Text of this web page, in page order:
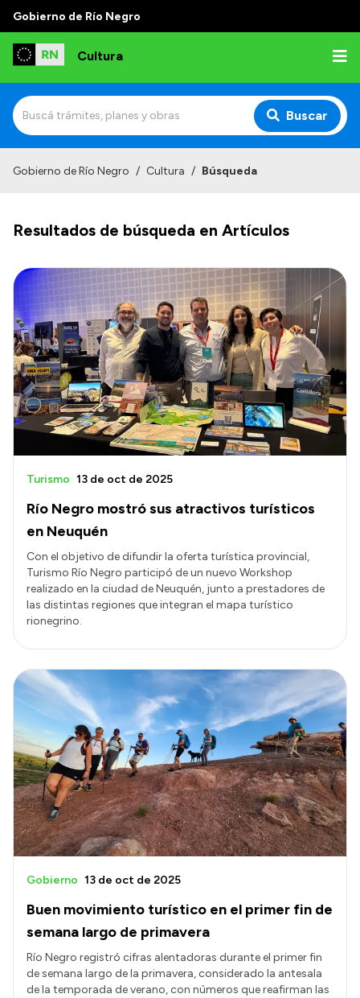
Gobierno de Río Negro
Cultura
Buscar
Funciones
Autoridades
Delegaciones
Normativa
Transparencia
Presupuesto
Boletín Oficial
Compras y licitaciones
Consulta de pago a proveedores
Convocatorias
Intranet
Login
Gobierno de Río Negro / Cultura / Búsqueda
Resultados de búsqueda en Artículos
Río Negro mostró sus atractivos turísticos
en Neuquén
Turismo 13 de oct de 2025
Con el objetivo de difundir la oferta turística provincial,
Turismo Río Negro participó de un nuevo Workshop
realizado en la ciudad de Neuquén, junto a prestadores de
las distintas regiones que integran el mapa turístico
rionegrino.
Buen movimiento turístico en el primer fin de
semana largo de primavera
Gobierno 13 de oct de 2025
Río Negro registró cifras alentadoras durante el primer fin
de semana largo de la primavera, considerado la antesala
de la temporada de verano, con números que reafirman las